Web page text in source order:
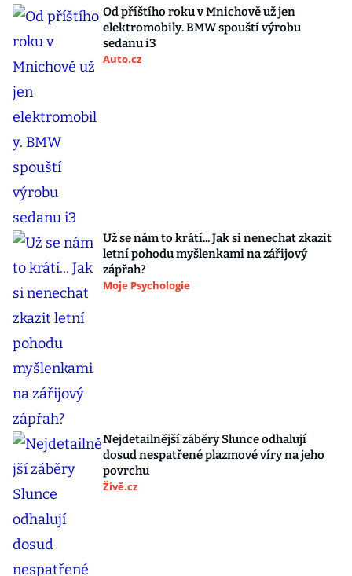
Od příštího roku v Mnichově už jen
elektromobily. BMW spouští výrobu
sedanu i3
Auto.cz
Už se nám to krátí... Jak si nenechat zkazit
letní pohodu myšlenkami na zářijový
zápřah?
Moje Psychologie
Nejdetailnější záběry Slunce odhalují
dosud nespatřené plazmové víry na jeho
povrchu
Živě.cz